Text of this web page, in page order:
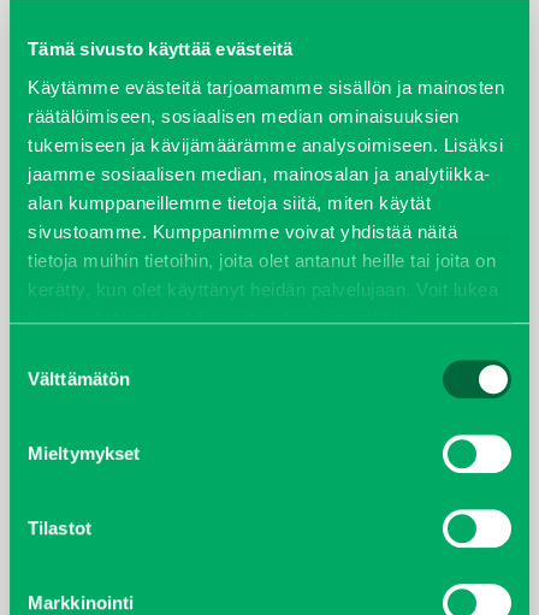
Tämä sivusto käyttää evästeitä
Käytämme evästeitä tarjoamamme sisällön ja mainosten
räätälöimiseen, sosiaalisen median ominaisuuksien
tukemiseen ja kävijämäärämme analysoimiseen. Lisäksi
jaamme sosiaalisen median, mainosalan ja analytiikka-
alan kumppaneillemme tietoja siitä, miten käytät
sivustoamme. Kumppanimme voivat yhdistää näitä
tietoja muihin tietoihin, joita olet antanut heille tai joita on
kerätty, kun olet käyttänyt heidän palvelujaan. Voit lukea
lisää evästeistä sekä muuttaa hyväksyntääsievästeet
valinta
Välttämätön
Mieltymykset
Tilastot
Markkinointi
syyskuu 2023
joulukuu 2022
huhtikuu 2022
helmikuu 2022
joulukuu 2021
lokakuu 2021
kesäkuu 2021